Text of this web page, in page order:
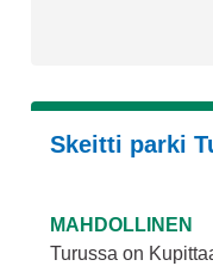
Skeitti parki
MAHDOLLINEN
Turussa on